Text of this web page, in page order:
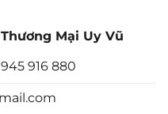
Mại Uy Vũ
916 880